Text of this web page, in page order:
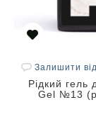
Залишити
Рідкий
Gel №13